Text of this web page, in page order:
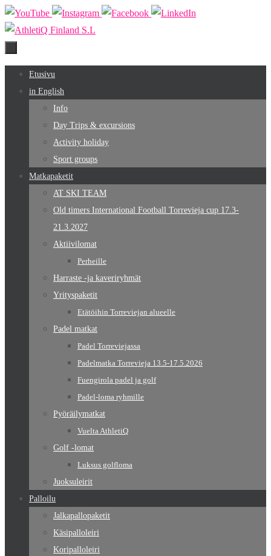
Skip
to
Skip
Etusivu
in English
Info
Day Trips & excursions
Activity holiday
Sport groups
Matkapaketit
AT SKI TEAM
Old timers International Football Torrevieja cup 17.3-
21.3.2027
Aktiivilomat
Perheille
Harraste -ja kaveriryhmät
Yrityspaketit
Etätöihin Torreviejan alueelle
Padel matkat
Padel Torreviejassa
Padelmatka Torrevieja 13.5-17.5.2026
Fuengirola padel ja golf
Padel-loma ryhmille
Pyöräilymatkat
Vuelta AthletiQ
Golf -lomat
Luksus golfloma
Juoksuleirit
Palloilu
Jalkapallopaketit
Käsipalloleiri
Koripalloleiri